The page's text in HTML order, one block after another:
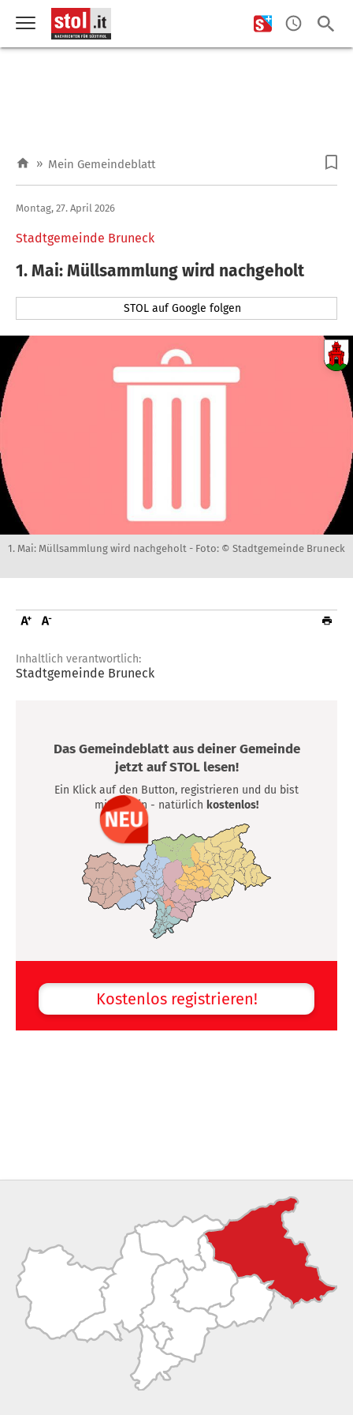
» Mein Gemeindeblatt
Stadtgemeinde Bruneck
Montag, 27. April 2026
1. Mai: Müllsammlung wird nachgeholt
STOL auf Google folgen
1. Mai: Müllsammlung wird nachgeholt - Foto: © Stadtgemeinde Bruneck
Inhaltlich verantwortlich:
Stadtgemeinde Bruneck
Das Gemeindeblatt aus deiner Gemeinde
jetzt auf STOL lesen!
Ein Klick auf den Button, registrieren und du bist
mittendrin - natürlich kostenlos!
Kostenlos registrieren!